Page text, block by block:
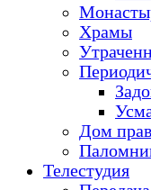
Храмы
Дом
Телестудия